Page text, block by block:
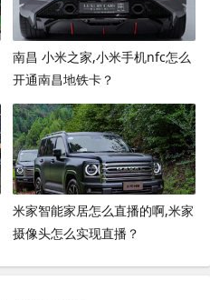
南昌 小米之家,小米手机nfc怎么
开通南昌地铁卡？
米家智能家居怎么直播的啊,米家
摄像头怎么实现直播？